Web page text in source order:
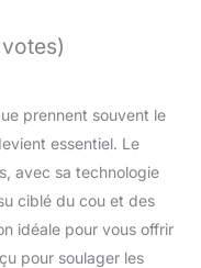
prennent souvent le
essentiel. Le
avec sa technologie
ciblé du cou et des
idéale pour vous offrir
pour soulager les